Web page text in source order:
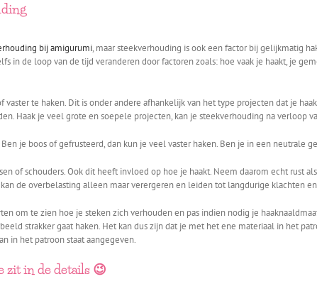
bij amigurumi, maar steekverhouding is ook een factor bij gelijkmatig
in de loop van de tijd veranderen door factoren zoals: hoe vaak je haakt, je
te haken. Dit is onder andere afhankelijk van het type projecten dat je
Haak je veel grote en soepele projecten, kan je steekverhouding na verloop
je boos of gefrusteerd, dan kun je veel vaster haken. Ben je in een neutrale
of schouders. Ook dit heeft invloed op hoe je haakt. Neem daarom echt rust
de overbelasting alleen maar verergeren en leiden tot langdurige klachten
om te zien hoe je steken zich verhouden en pas indien nodig je
strakker gaat haken. Het kan dus zijn dat je met het ene materiaal in het
in het patroon staat aangegeven.
zit in de details 😉